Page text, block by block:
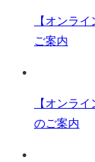
【オンラ
ご案内
【オンラ
のご案内